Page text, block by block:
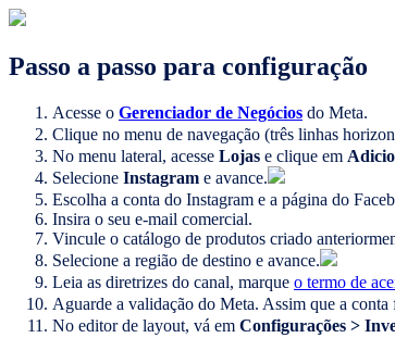
Passo a passo para configuração
Acesse o Gerenciador de Negócios do Meta.
Clique no menu de navegação (três linhas
No menu lateral, acesse Lojas e clique em
Selecione Instagram e avance.
Escolha a conta do Instagram e a página do
Insira o seu e-mail comercial.
Vincule o catálogo de produtos criado
Selecione a região de destino e avance.
Leia as diretrizes do canal, marque o termo de
Aguarde a validação do Meta. Assim que a
No editor de layout, vá em Configurações >